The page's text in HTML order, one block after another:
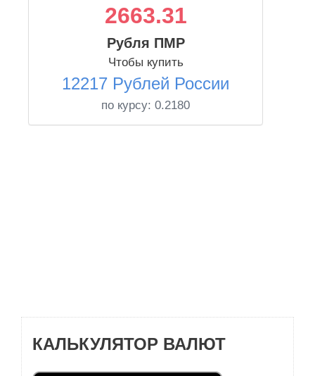
2663.31
Рубля ПМР
Чтобы купить
12217 Рублей России
по курсу: 0.2180
КАЛЬКУЛЯТОР ВАЛЮТ